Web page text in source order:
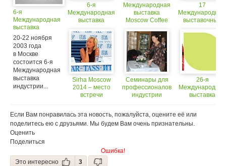
6-я
Международная
выставка
индустрии
гостеприимства
«ПИР 2003»
20-22 ноября
2003 года
в Москве
состоится 6-я
Международная
выставка
индустрии...
6-я
Международная
выставка
гостеприимства
«ПИР 2003»
Sirha Moscow
2014 – место
встречи
HoReCa
Международная
выставка
Moscow Coffee
2014
Семинары для
профессионалов
индустрии
17
Международный
выставочный
HoReCa PIR
26-я
Международная
выставка
Если Вам понравилась эта новость, пожалуйста, оцените её или
поделитесь ею с друзьями. Мы будем Вам очень признательны.
Оценить
Поделиться
Ошибка!
Это интересно
3